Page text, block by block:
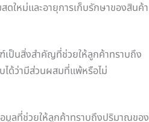
ดใหม่และอายุการเก็บรักษาของสินค้า
ป็นสิ่งสำคัญที่ช่วยให้ลูกค้าทราบถึง
ได้ว่ามีส่วนผสมที่แพ้หรือไม่
ลที่ช่วยให้ลูกค้าทราบถึงปริมาณของ